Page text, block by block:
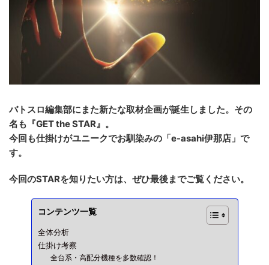
バトスロ編集部にまた新たな取材企画が誕生しました。その
名も『GET the STAR』。
今回も仕掛けがユニークでお馴染みの「e-asahi伊那店」で
す。
今回のSTARを知りたい方は、ぜひ最後までご覧ください。
コンテンツ一覧
全体分析
仕掛け考察
全台系・高配分機種を多数確認！